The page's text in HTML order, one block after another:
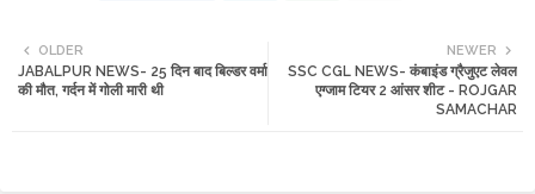
tte ats
NEWER
SSC CGL NEWS- कंबाइंड ग्रैजुएट लेवल
एग्जाम टियर 2 आंसर शीट - ROJGAR
SAMACHAR
OLDER
JABALPUR NEWS- 25 दिन बाद बिल्डर वर्मा
की मौत, गर्दन में गोली मारी थी